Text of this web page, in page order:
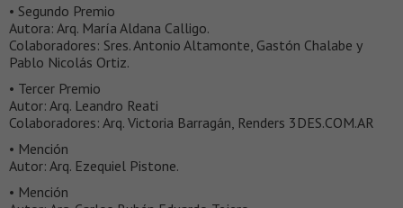
• Segundo Premio
Autora: Arq. María Aldana Calligo.
Colaboradores: Sres. Antonio Altamonte, Gastón Chalabe y
Pablo Nicolás Ortiz.
• Tercer Premio
Autor: Arq. Leandro Reati
Colaboradores: Arq. Victoria Barragán, Renders 3DES.COM.AR
• Mención
Autor: Arq. Ezequiel Pistone.
• Mención